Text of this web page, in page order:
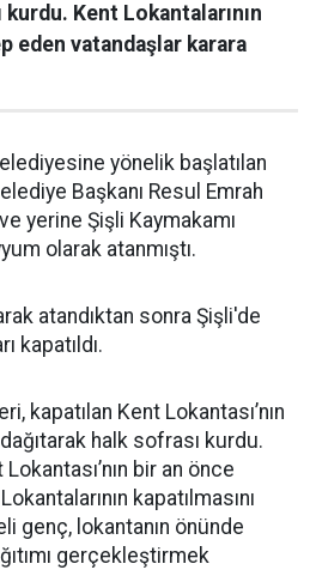
Kent Lokantalarının
eden vatandaşlar karara
yönelik başlatılan
Başkanı Resul Emrah
yerine Şişli Kaymakamı
olarak atanmıştı.
atandıktan sonra Şişli'de
kapatıldı.
kapatılan Kent Lokantası’nın
halk sofrası kurdu.
bir an önce
kapatılmasını
genç, lokantanın önünde
gerçekleştirmek